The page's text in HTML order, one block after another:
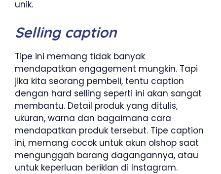
unik.
Selling caption
Tipe ini memang tidak banyak
mendapatkan engagement mungkin. Tapi
jika kita seorang pembeli, tentu caption
dengan hard selling seperti ini akan sangat
membantu. Detail produk yang ditulis,
ukuran, warna dan bagaimana cara
mendapatkan produk tersebut. Tipe caption
ini, memang cocok untuk akun olshop saat
mengunggah barang dagangannya, atau
untuk keperluan beriklan di Instagram.